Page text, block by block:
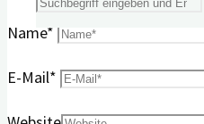
Name*
E-Mail*